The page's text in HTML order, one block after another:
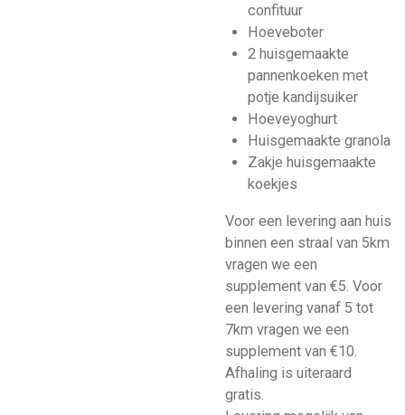
confituur
Hoeveboter
2 huisgemaakte
pannenkoeken met
potje kandijsuiker
Hoeveyoghurt
Huisgemaakte granola
Zakje huisgemaakte
koekjes
Voor een levering aan huis
binnen een straal van 5km
vragen we een
supplement van €5. Voor
een levering vanaf 5 tot
7km vragen we een
supplement van €10.
Afhaling is uiteraard
gratis.